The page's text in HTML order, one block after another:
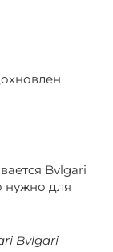
Bvlgari
нужно для
Bvlgari